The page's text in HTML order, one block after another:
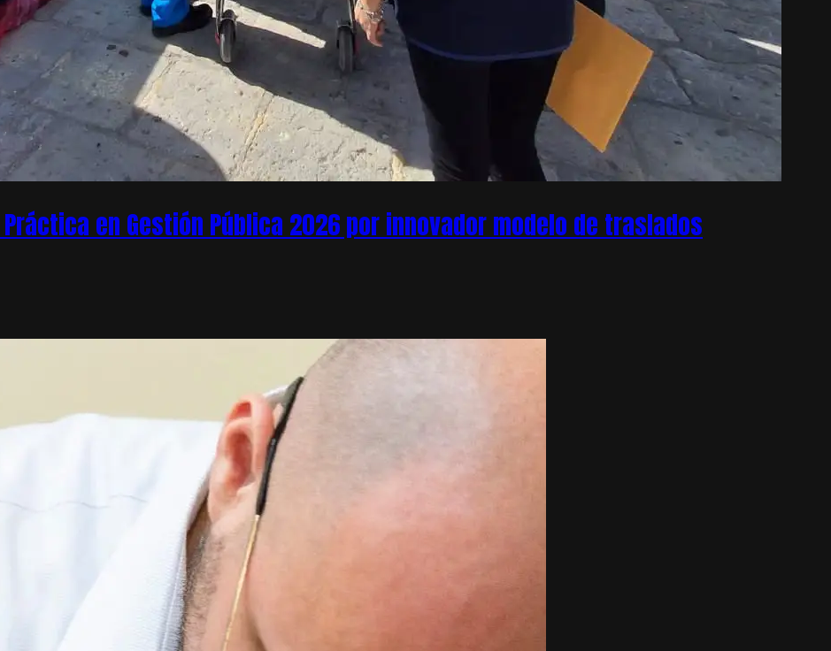
en Gestión Pública 2026 por innovador modelo de traslados